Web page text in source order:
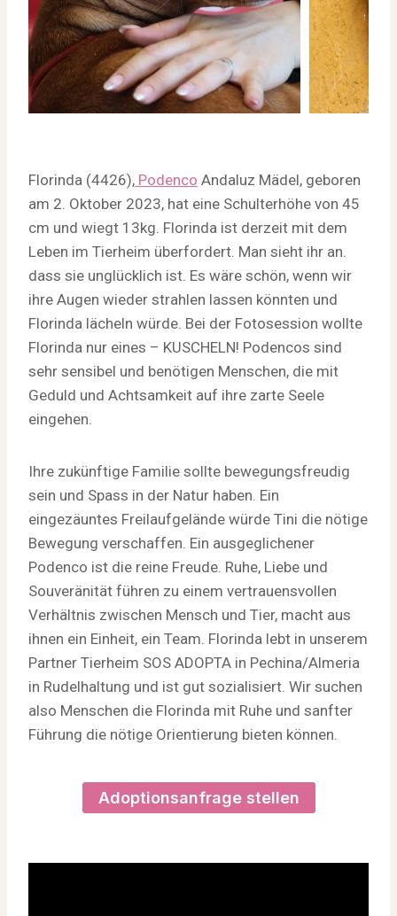
Florinda (4426), Podenco Andaluz Mädel, geboren
am 2. Oktober 2023, hat eine Schulterhöhe von 45
cm und wiegt 13kg. Florinda ist derzeit mit dem
Leben im Tierheim überfordert. Man sieht ihr an.
dass sie unglücklich ist. Es wäre schön, wenn wir
ihre Augen wieder strahlen lassen könnten und
Florinda lächeln würde. Bei der Fotosession wollte
Florinda nur eines – KUSCHELN! Podencos sind
sehr sensibel und benötigen Menschen, die mit
Geduld und Achtsamkeit auf ihre zarte Seele
eingehen.
Ihre zukünftige Familie sollte bewegungsfreudig
sein und Spass in der Natur haben. Ein
eingezäuntes Freilaufgelände würde Tini die nötige
Bewegung verschaffen. Ein ausgeglichener
Podenco ist die reine Freude. Ruhe, Liebe und
Souveränität führen zu einem vertrauensvollen
Verhältnis zwischen Mensch und Tier, macht aus
ihnen ein Einheit, ein Team. Florinda lebt in unserem
Partner Tierheim SOS ADOPTA in Pechina/Almeria
in Rudelhaltung und ist gut sozialisiert. Wir suchen
also Menschen die Florinda mit Ruhe und sanfter
Führung die nötige Orientierung bieten können.
Adoptionsanfrage stellen